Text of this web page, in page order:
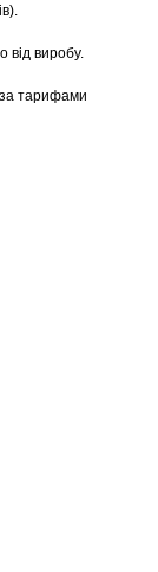
від виробу.
за тарифами